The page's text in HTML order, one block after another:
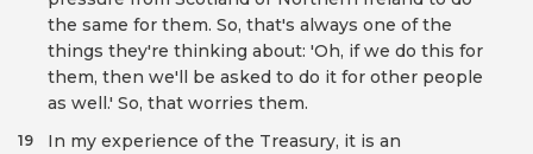
the same for them. So, that's always one of the
things they're thinking about: 'Oh, if we do this for
them, then we'll be asked to do it for other people
as well.' So, that worries them.
In my experience of the Treasury, it is an
19